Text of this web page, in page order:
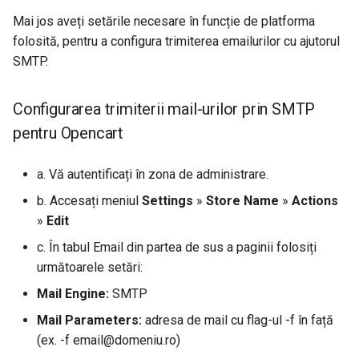
e
a
Configurare nameservere
personalizate la RoTLD
Cum se renunță la domeniu
Cum se configurează 2FA în
cPanel
Restaurare site din arhiva
folosind cPanel sau Terminal
Cum se configurează aplicația
Python Flask in cPanel
Cum se adaugă cheia SSH în
cPanel
Acces SSH Windows
Configurare cont de email în
Thunderbird
Configurare cont de email pe
iPhone
Android
Configurare cont de email în
Cum se creează un cont de
email în cPanel
Adăugare redirecționări
Mai jos aveți setările necesare în funcție de platforma
folosită, pentru a configura trimiterea emailurilor cu ajutorul
SMTP.
Configurarea trimiterii mail-urilor prin SMTP
pentru Opencart
a. Vă autentificați în zona de administrare.
b. Accesați meniul Settings » Store Name » Actions
» Edit
c. În tabul Email din partea de sus a paginii folosiți
următoarele setări:
Mail Engine: SMTP
Mail Parameters: adresa de mail cu flag-ul -f în față
(ex. -f email@domeniu.ro)